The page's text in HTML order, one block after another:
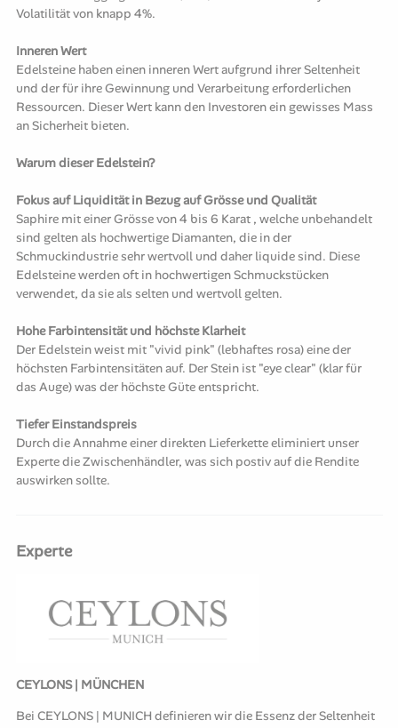
Volatilität von knapp 4%.
Inneren Wert
Edelsteine haben einen inneren Wert aufgrund ihrer Seltenheit
und der für ihre Gewinnung und Verarbeitung erforderlichen
Ressourcen. Dieser Wert kann den Investoren ein gewisses Mass
an Sicherheit bieten.
Warum dieser Edelstein?
Fokus auf Liquidität in Bezug auf Grösse und Qualität
Saphire mit einer Grösse von 4 bis 6 Karat , welche unbehandelt
sind gelten als hochwertige Diamanten, die in der
Schmuckindustrie sehr wertvoll und daher liquide sind. Diese
Edelsteine werden oft in hochwertigen Schmuckstücken
verwendet, da sie als selten und wertvoll gelten.
Hohe Farbintensität und höchste Klarheit
Der Edelstein weist mit "vivid pink" (lebhaftes rosa) eine der
höchsten Farbintensitäten auf. Der Stein ist "eye clear" (klar für
das Auge) was der höchste Güte entspricht.
Tiefer Einstandspreis
Durch die Annahme einer direkten Lieferkette eliminiert unser
Experte die Zwischenhändler, was sich postiv auf die Rendite
auswirken sollte.
Experte
CEYLONS | MÜNCHEN
Bei CEYLONS | MUNICH definieren wir die Essenz der Seltenheit